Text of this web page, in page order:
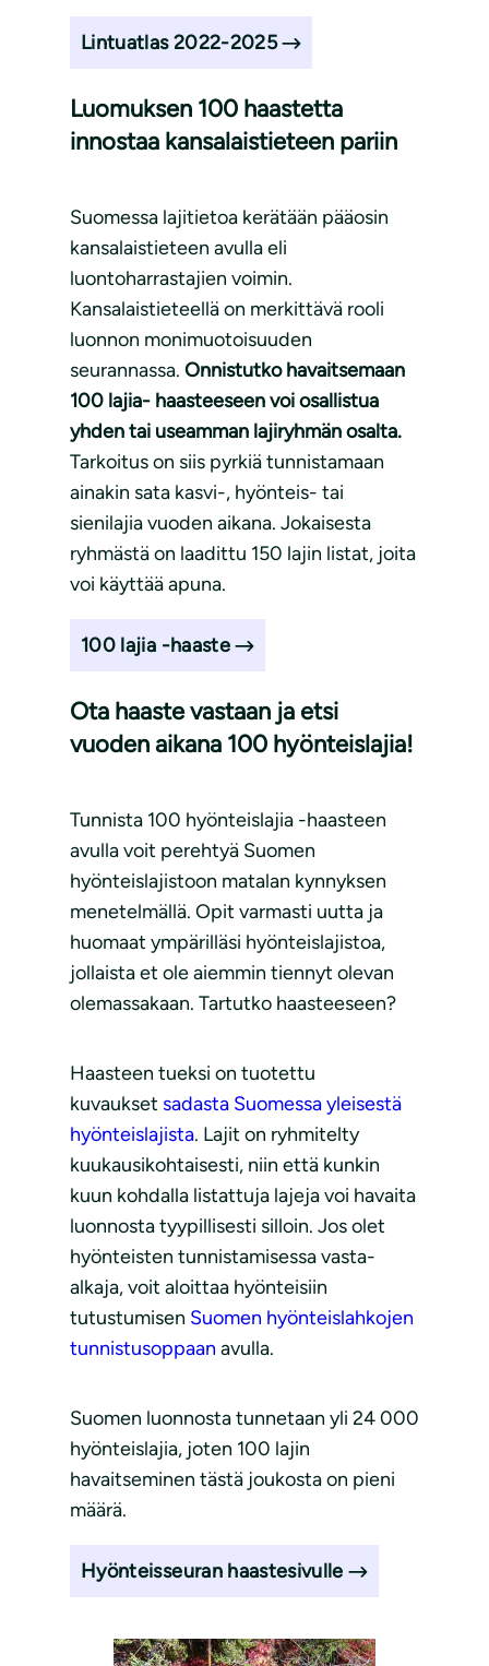
Lintuatlas 2022-2025
Luomuksen 100 haastetta
innostaa kansalaistieteen pariin
Suomessa lajitietoa kerätään pääosin
kansalaistieteen avulla eli
luontoharrastajien voimin.
Kansalaistieteellä on merkittävä rooli
luonnon monimuotoisuuden
seurannassa. Onnistutko havaitsemaan
100 lajia- haasteeseen voi osallistua
yhden tai useamman lajiryhmän osalta.
Tarkoitus on siis pyrkiä tunnistamaan
ainakin sata kasvi-, hyönteis- tai
sienilajia vuoden aikana. Jokaisesta
ryhmästä on laadittu 150 lajin listat, joita
voi käyttää apuna.
100 lajia -haaste
Ota haaste vastaan ja etsi
vuoden aikana 100 hyönteislajia!
Tunnista 100 hyönteislajia -haasteen
avulla voit perehtyä Suomen
hyönteislajistoon matalan kynnyksen
menetelmällä. Opit varmasti uutta ja
huomaat ympärilläsi hyönteislajistoa,
jollaista et ole aiemmin tiennyt olevan
olemassakaan. Tartutko haasteeseen?
Haasteen tueksi on tuotettu
kuvaukset sadasta Suomessa yleisestä
hyönteislajista. Lajit on ryhmitelty
kuukausikohtaisesti, niin että kunkin
kuun kohdalla listattuja lajeja voi havaita
luonnosta tyypillisesti silloin. Jos olet
hyönteisten tunnistamisessa vasta-
alkaja, voit aloittaa hyönteisiin
tutustumisen Suomen hyönteislahkojen
tunnistusoppaan avulla.
Suomen luonnosta tunnetaan yli 24 000
hyönteislajia, joten 100 lajin
havaitseminen tästä joukosta on pieni
määrä.
Hyönteisseuran haastesivulle